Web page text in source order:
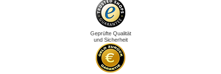
Geprüfte Qualität
und Sicherheit